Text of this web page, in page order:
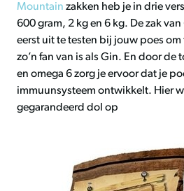
Mountain zakken heb je in drie
600 gram, 2 kg en 6 kg. De zak
eerst uit te testen bij jouw poes om
zo’n fan van is als Gin. En door de
en omega 6 zorg je ervoor dat je
immuunsysteem ontwikkelt. Hier
gegarandeerd dol op